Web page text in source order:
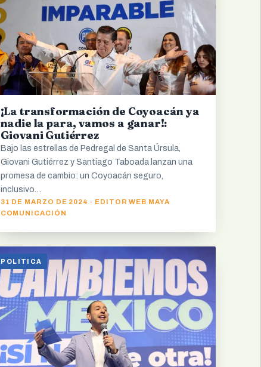
¡La transformación de Coyoacán ya
nadie la para, vamos a ganar!:
Giovani Gutiérrez
Bajo las estrellas de Pedregal de Santa Úrsula,
Giovani Gutiérrez y Santiago Taboada lanzan una
promesa de cambio: un Coyoacán seguro,
inclusivo…
31 DE MARZO DE 2024 · EDITOR WEB MAYA
COMUNICACIÓN
POLITICA